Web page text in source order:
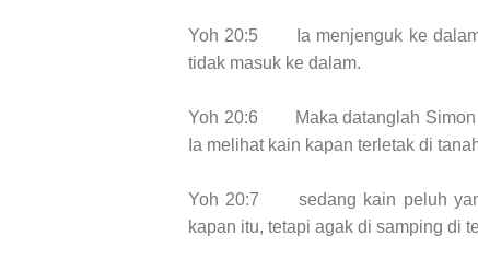
Yoh 20:5
Ia menjenguk ke
tidak masuk ke dalam.
Yoh 20:6
Maka datanglah
Ia melihat kain kapan terletak di
Yoh 20:7
sedang kain peluh
kapan itu, tetapi agak di samping di